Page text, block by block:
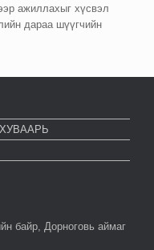
ажиллахыг хүсвэл
дараа шүүгчийн
байр, Дорноговь аймаг